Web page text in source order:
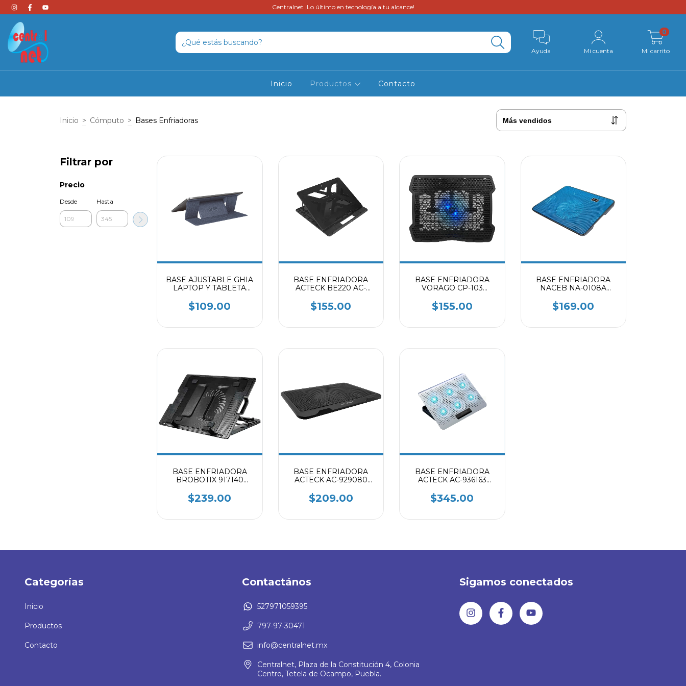
Centralnet ¡Lo último en tecnología a tu alcance!
Ayuda Mi cuenta Mi carrito
0
Inicio Productos Contacto
Inicio > Cómputo > Bases Enfriadoras
Filtrar por
Precio
Desde Hasta
BASE AJUSTABLE GHIA
LAPTOP Y TABLETA
$109.00
BASE ENFRIADORA
ACTECK BE220 AC-
$155.00
BASE ENFRIADORA
VORAGO CP-103
$155.00
BASE ENFRIADORA
NACEB NA-0108A
$169.00
BASE ENFRIADORA
BROBOTIX 917140
$239.00
BASE ENFRIADORA
ACTECK AC-929080
$209.00
BASE ENFRIADORA
ACTECK AC-936163
$345.00
Categorías
Inicio
Productos
Contacto
Contactános
527971059395
797-97-30471
info@centralnet.mx
Centralnet, Plaza de la Constitución 4, Colonia
Centro, Tetela de Ocampo, Puebla.
Sigamos conectados